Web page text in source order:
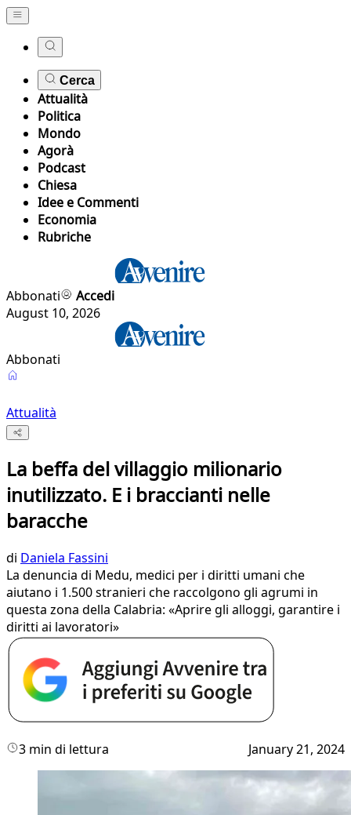
Cerca
Attualità
Politica
Mondo
Agorà
Podcast
Chiesa
Idee e Commenti
Economia
Rubriche
Abbonati
Accedi
August 10, 2026
Abbonati
Attualità
La beffa del villaggio milionario
inutilizzato. E i braccianti nelle
baracche
di Daniela Fassini
La denuncia di Medu, medici per i diritti umani che
aiutano i 1.500 stranieri che raccolgono gli agrumi in
questa zona della Calabria: «Aprire gli alloggi, garantire i
diritti ai lavoratori»
3 min di lettura January 21, 2024